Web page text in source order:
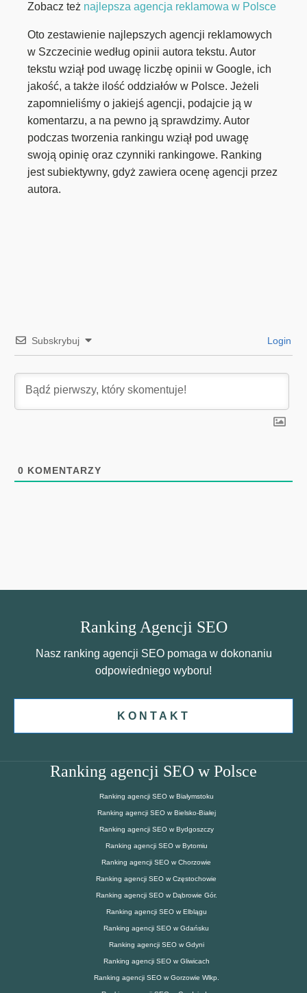
Zobacz też najlepsza agencja reklamowa w Polsce
Oto zestawienie najlepszych agencji reklamowych
w Szczecinie według opinii autora tekstu. Autor
tekstu wziął pod uwagę liczbę opinii w Google, ich
jakość, a także ilość oddziałów w Polsce. Jeżeli
zapomnieliśmy o jakiejś agencji, podajcie ją w
komentarzu, a na pewno ją sprawdzimy. Autor
podczas tworzenia rankingu wziął pod uwagę
swoją opinię oraz czynniki rankingowe. Ranking
jest subiektywny, gdyż zawiera ocenę agencji przez
autora.
Subskrybuj Login
0 KOMENTARZY
Ranking Agencji SEO
Nasz ranking agencji SEO pomaga w dokonaniu
odpowiedniego wyboru!
KONTAKT
Ranking agencji SEO w Polsce
Ranking agencji SEO w Białymstoku
Ranking agencji SEO w Bielsko-Białej
Ranking agencji SEO w Bydgoszczy
Ranking agencji SEO w Bytomiu
Ranking agencji SEO w Chorzowie
Ranking agencji SEO w Częstochowie
Ranking agencji SEO w Dąbrowie Gór.
Ranking agencji SEO w Elblągu
Ranking agencji SEO w Gdańsku
Ranking agencji SEO w Gdyni
Ranking agencji SEO w Gliwicach
Ranking agencji SEO w Gorzowie Wlkp.